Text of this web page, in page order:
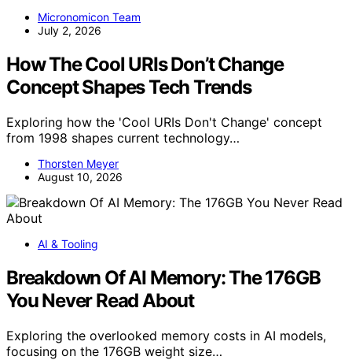
Micronomicon Team
July 2, 2026
How The Cool URIs Don’t Change
Concept Shapes Tech Trends
Exploring how the 'Cool URIs Don't Change' concept
from 1998 shapes current technology…
Thorsten Meyer
August 10, 2026
AI & Tooling
Breakdown Of AI Memory: The 176GB
You Never Read About
Exploring the overlooked memory costs in AI models,
focusing on the 176GB weight size…